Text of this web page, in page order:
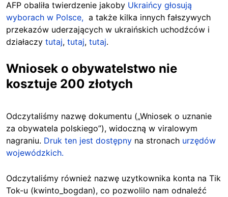
AFP obaliła twierdzenie jakoby Ukraińcy głosują
wyborach w Polsce, a także kilka innych fałszywych
przekazów uderzających w ukraińskich uchodźców i
działaczy tutaj, tutaj, tutaj.
Wniosek o obywatelstwo nie
kosztuje 200 złotych
Odczytaliśmy nazwę dokumentu („Wniosek o uznanie
za obywatela polskiego”), widoczną w viralowym
nagraniu. Druk ten jest dostępny na stronach urzędów
wojewódzkich.
Odczytaliśmy również nazwę uzytkownika konta na Tik
Tok-u (kwinto_bogdan), co pozwolilo nam odnaleźć